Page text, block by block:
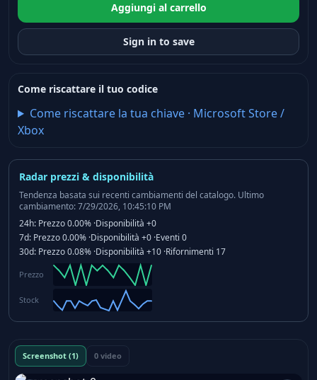
Radar prezzi & disponibilità
Tendenza basata sui recenti cambiamenti del catalogo. Ultimo
cambiamento: 7/29/2026, 10:45:10 PM
24h: Prezzo0.00% ·Disponibilità +0
7d: Prezzo0.00% ·Disponibilità +0 ·Eventi 0
30d: Prezzo0.08% ·Disponibilità +10 ·Rifornimenti 17
Prezzo
Stock
Screenshot (1) 0 video
Aggiungi al carrello
Sign in to save
Come riscattare il tuo codice
Come riscattare la tua chiave· Microsoft Store /
Xbox